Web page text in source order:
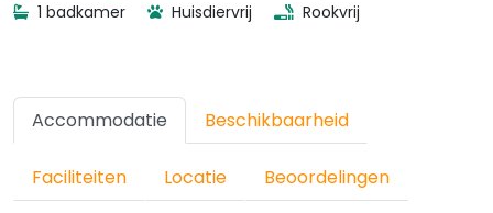
1 badkamer
Huisdiervrij Rookvrij
Accommodatie Beschikbaarheid
Faciliteiten Locatie Beoordelingen